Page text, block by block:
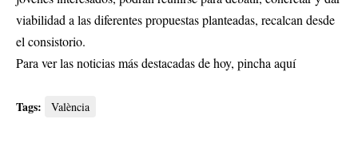
viabilidad a las diferentes propuestas planteadas, recalcan desde
el consistorio.
Para ver las noticias más destacadas de hoy, pincha aquí
Tags: València